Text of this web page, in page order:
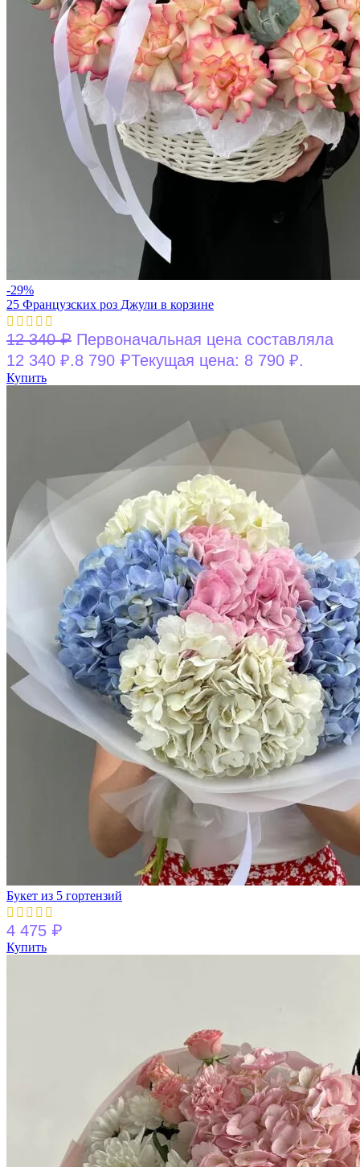
-29%
25 Французских роз Джули в корзине
12 340₽ Первоначальная цена составляла
12 340 ₽.8 790 ₽Текущая цена: 8 790 ₽.
Купить
Букет из 5 гортензий
4 475 ₽
Купить